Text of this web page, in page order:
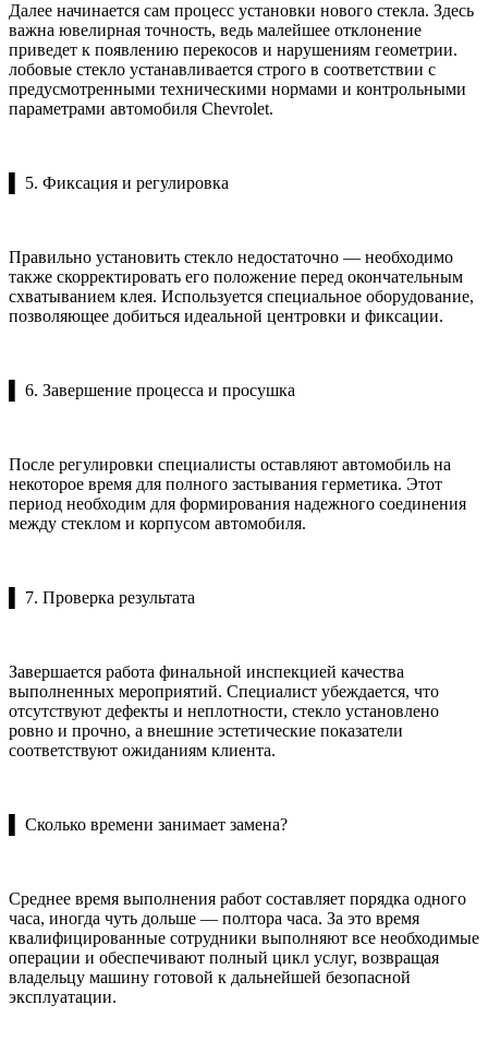
Далее начинается сам процесс установки нового стекла. Здесь
важна ювелирная точность, ведь малейшее отклонение
приведет к появлению перекосов и нарушениям геометрии.
лобовые стекло устанавливается строго в соответствии с
предусмотренными техническими нормами и контрольными
параметрами автомобиля Chevrolet.
▌ 5. Фиксация и регулировка
Правильно установить стекло недостаточно — необходимо
также скорректировать его положение перед окончательным
схватыванием клея. Используется специальное оборудование,
позволяющее добиться идеальной центровки и фиксации.
▌ 6. Завершение процесса и просушка
После регулировки специалисты оставляют автомобиль на
некоторое время для полного застывания герметика. Этот
период необходим для формирования надежного соединения
между стеклом и корпусом автомобиля.
▌ 7. Проверка результата
Завершается работа финальной инспекцией качества
выполненных мероприятий. Специалист убеждается, что
отсутствуют дефекты и неплотности, стекло установлено
ровно и прочно, а внешние эстетические показатели
соответствуют ожиданиям клиента.
▌ Сколько времени занимает замена?
Среднее время выполнения работ составляет порядка одного
часа, иногда чуть дольше — полтора часа. За это время
квалифицированные сотрудники выполняют все необходимые
операции и обеспечивают полный цикл услуг, возвращая
владельцу машину готовой к дальнейшей безопасной
эксплуатации.